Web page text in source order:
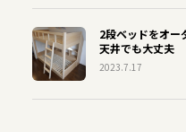
2段ベッドをオー
天井でも大丈夫
2023.7.17